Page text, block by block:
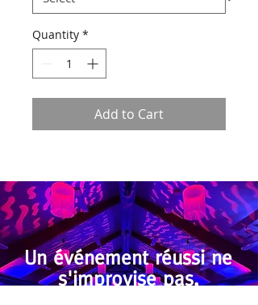
Quantity *
Add to Cart
Un événement réussi ne
s'improvise pas,